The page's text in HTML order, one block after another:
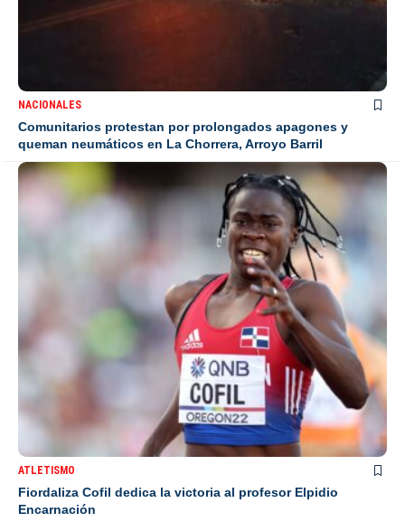
NACIONALES
Comunitarios protestan por prolongados apagones y
queman neumáticos en La Chorrera, Arroyo Barril
ATLETISMO
Fiordaliza Cofil dedica la victoria al profesor Elpidio
Encarnación